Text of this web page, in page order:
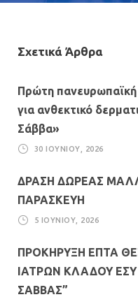
Σχετικά Άρθρα
Πρώτη πανευρωπαϊκή
για ανθεκτικό
Σάββα»
30 ΙΟΥΝΊΟΥ, 2026
ΔΡΑΣΗ ΔΩΡΕΑΣ
ΠΑΡΑΣΚΕΥΗ
5 ΙΟΥΝΊΟΥ, 2026
ΠΡΟΚΗΡΥΞΗ ΕΠΤΑ
ΙΑΤΡΩΝ ΚΛΑΔΟΥ
ΣΑΒΒΑΣ”